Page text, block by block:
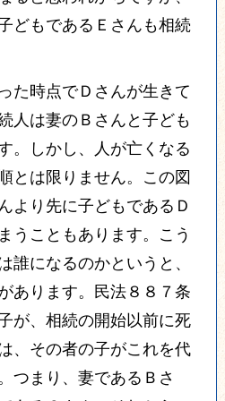
どもであるＥさんも相続
た時点でＤさんが生きて
人は妻のＢさんと子ども
。
しかし、人が亡くなる
とは限りません。 この図
より先に子どもであるＤ
うこともあります。 こう
誰になるのかというと、
あります。 民法８８７条
が、相続の開始以前に死
、その者の子がこれを代
つまり、妻であるＢさ